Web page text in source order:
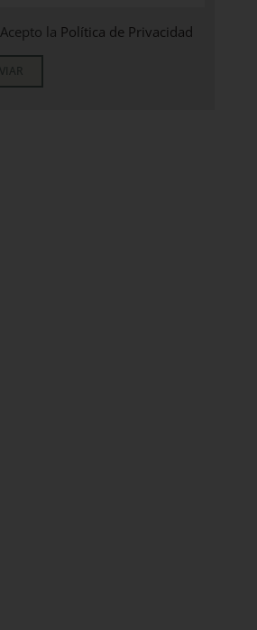
Acepto la Política de Privacidad